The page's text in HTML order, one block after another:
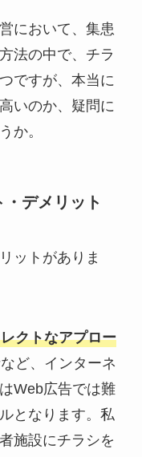
において、集患
法の中で、チラ
ですが、本当に
いのか、疑問に
か。
デメリット
ットがありま
クトなアプロー
ど、インターネ
Web広告では難
となります。私
施設にチラシを